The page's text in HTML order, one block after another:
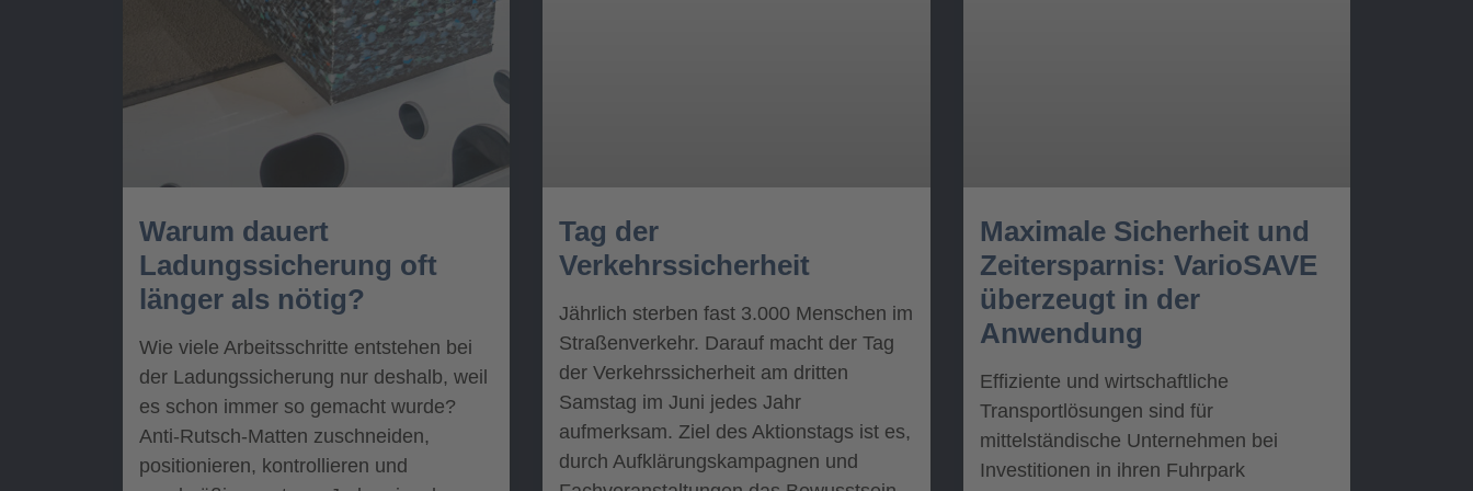
Warum dauert
Ladungssicherung oft
länger als nötig?
Wie viele Arbeitsschritte entstehen bei
der Ladungssicherung nur deshalb, weil
es schon immer so gemacht wurde?
Anti-Rutsch-Matten zuschneiden,
positionieren, kontrollieren und
Tag der
Verkehrssicherheit
Jährlich sterben fast 3.000 Menschen im
Straßenverkehr. Darauf macht der Tag
der Verkehrssicherheit am dritten
Samstag im Juni jedes Jahr
aufmerksam. Ziel des Aktionstags ist es,
durch Aufklärungskampagnen und
Maximale Sicherheit und
Zeitersparnis: VarioSAVE
überzeugt in der
Anwendung
Effiziente und wirtschaftliche
Transportlösungen sind für
mittelständische Unternehmen bei
Investitionen in ihren Fuhrpark